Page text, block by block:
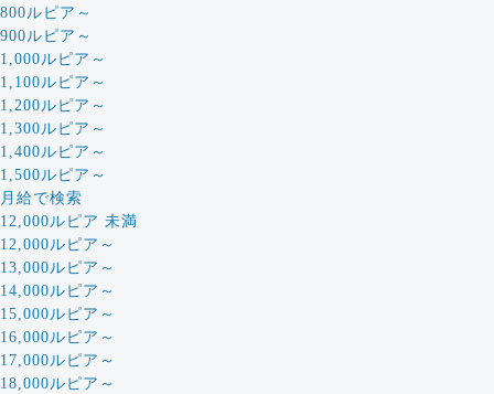
800ルピア～
900ルピア～
1,000ルピア～
1,100ルピア～
1,200ルピア～
1,300ルピア～
1,400ルピア～
1,500ルピア～
月給で検索
12,000ルピア 未満
12,000ルピア～
13,000ルピア～
14,000ルピア～
15,000ルピア～
16,000ルピア～
17,000ルピア～
18,000ルピア～